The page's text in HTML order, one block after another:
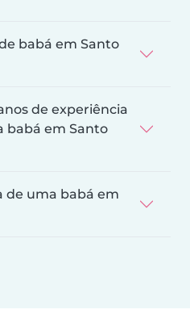
babá em Santo
de experiência
babá em Santo
de uma babá em